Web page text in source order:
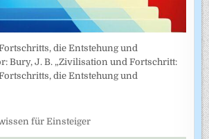
die Entstehung und
Bury, J. B. „Zivilisation und Fortschritt:
die Entstehung und
für Einsteiger